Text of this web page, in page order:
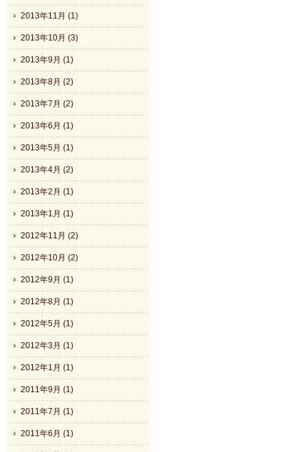
2013年11月 (1)
2013年10月 (3)
2013年9月 (1)
2013年8月 (2)
2013年7月 (2)
2013年6月 (1)
2013年5月 (1)
2013年4月 (2)
2013年2月 (1)
2013年1月 (1)
2012年11月 (2)
2012年10月 (2)
2012年9月 (1)
2012年8月 (1)
2012年5月 (1)
2012年3月 (1)
2012年1月 (1)
2011年9月 (1)
2011年7月 (1)
2011年6月 (1)